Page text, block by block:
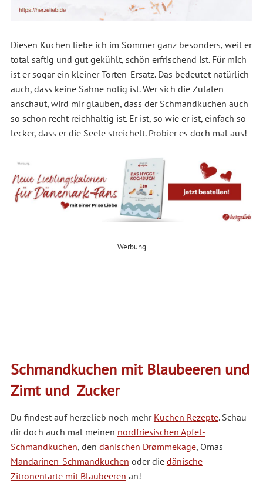
Diesen Kuchen liebe ich im Sommer ganz besonders, weil er
total saftig und gut gekühlt, schön erfrischend ist. Für mich
ist er sogar ein kleiner Torten-Ersatz. Das bedeutet natürlich
auch, dass keine Sahne nötig ist. Wer sich die Zutaten
anschaut, wird mir glauben, dass der Schmandkuchen auch
so schon recht reichhaltig ist. Er ist, so wie er ist, einfach so
lecker, dass er die Seele streichelt. Probier es doch mal aus!
Werbung
Schmandkuchen mit Blaubeeren und
Zimt und Zucker
Du findest auf herzelieb noch mehr Kuchen Rezepte. Schau
dir doch auch mal meinen nordfriesischen Apfel-
Schmandkuchen, den dänischen Drømmekage, Omas
Mandarinen-Schmandkuchen oder die dänische
Zitronentarte mit Blaubeeren an!